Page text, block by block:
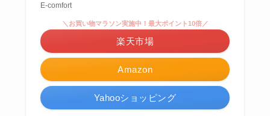
E-comfort
Amazon
＼お買い物マラソン実施中！最大ポイント10倍／
楽天市場
Yahooショッピング